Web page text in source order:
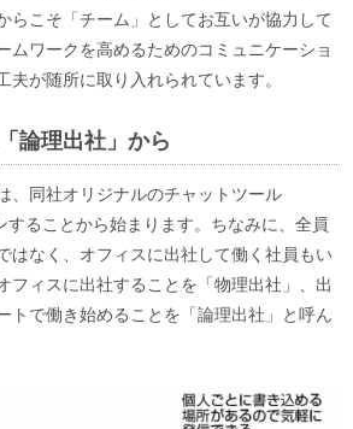
らこそ「チーム」としてお互いが協力して
ムワークを高めるためのコミュニケーショ
夫が随所に取り入れられています。
論理出社」から
、同社オリジナルのチャットツール
することから始まります。ちなみに、全員
はなく、オフィスに出社して働く社員もい
フィスに出社することを「物理出社」、出
トで働き始めることを「論理出社」と呼ん